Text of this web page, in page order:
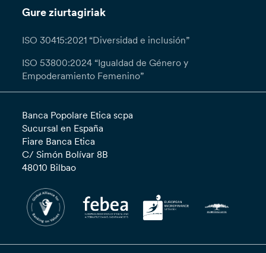
Gure ziurtagiriak
ISO 30415:2021 “Diversidad e inclusión”
ISO 53800:2024 “Igualdad de Género y
Empoderamiento Femenino”
Banca Popolare Etica scpa
Sucursal en España
Fiare Banca Etica
C/ Simón Bolívar 8B
48010 Bilbao